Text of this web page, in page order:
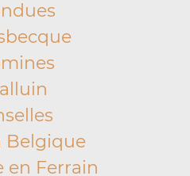
Belgique
en Ferrain